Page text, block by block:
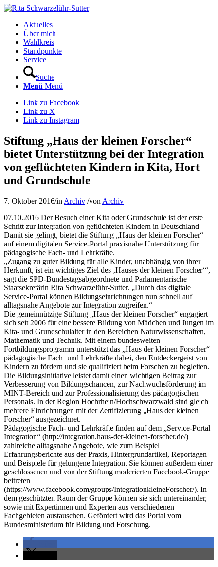
Aktuelles
Über mich
Wahlkreis
Standpunkte
Service
Suche
Menü Menü
Link zu Facebook
Link zu X
Link zu Instagram
Stiftung „Haus der kleinen Forscher“
bietet Unterstützung bei der Integration
von geflüchteten Kindern in Kita, Hort
und Grundschule
7. Oktober 2016/in Archiv /von Archiv
07.10.2016 Der Besuch einer Kita oder Grundschule ist der erste
Schritt zur Integration von geflüchteten Kindern in Deutschland.
Damit sie gelingt, bietet die Stiftung „Haus der kleinen Forscher“
auf einem digitalen Service-Portal praxisnahe Unterstützung für
pädagogische Fach- und Lehrkräfte.
„Zugang zu guter Bildung für alle Kinder, unabhängig von ihrer
Herkunft, ist ein wichtiges Ziel des ‚Hauses der kleinen Forscher‘“,
sagt die SPD-Bundestagsabgeordnete und Parlamentarische
Staatsekretärin Rita Schwarzelühr-Sutter. „Durch das digitale
Service-Portal können Bildungseinrichtungen nun schnell auf
alltagsnahe Angebote zur Integration zugreifen.“
Die gemeinnützige Stiftung „Haus der kleinen Forscher“ engagiert
sich seit 2006 für eine bessere Bildung von Mädchen und Jungen im
Kita- und Grundschulalter in den Bereichen Naturwissenschaften,
Mathematik und Technik. Mit einem bundesweiten
Fortbildungsprogramm unterstützt das „Haus der kleinen Forscher“
pädagogische Fach- und Lehrkräfte dabei, den Entdeckergeist von
Kindern zu fördern und sie qualifiziert beim Forschen zu begleiten.
Die Bildungsinitiative leistet damit einen wichtigen Beitrag zur
Verbesserung von Bildungschancen, zur Nachwuchsförderung im
MINT-Bereich und zur Professionalisierung des pädagogischen
Personals. In der Region Hochrhein/Hochschwarzwald sind gleich
mehrere Einrichtungen mit der Zertifizierung „Haus der kleinen
Forscher“ ausgezeichnet.
Pädagogische Fach- und Lehrkräfte finden auf dem „Service-Portal
Integration“ (http://integration.haus-der-kleinen-forscher.de/)
zahlreiche alltagsnahe Angebote, wie zum Beispiel
Erfahrungsberichte aus der Praxis, Hintergrundartikel, Reportagen
und Beispiele für gelungene Integration. Sie können außerdem einer
geschlossenen und von der Stiftung moderierten Facebook-Gruppe
beitreten
(https://www.facebook.com/groups/IntegrationkleineForscher/). In
dem geschützten Raum der Gruppe können sie sich untereinander,
sowie mit Expertinnen und Experten aus verschiedenen
Fachgebieten austauschen. Gefördert wird das Portal vom
Bundesministerium für Bildung und Forschung.